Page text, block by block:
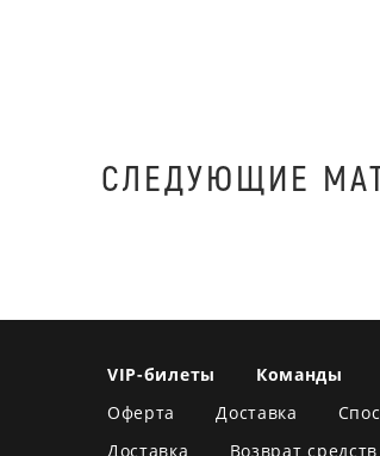
СЛЕДУЮЩИЕ
VIP-билеты Команды
Оферта
Доставка
Доставка
Возврат средств